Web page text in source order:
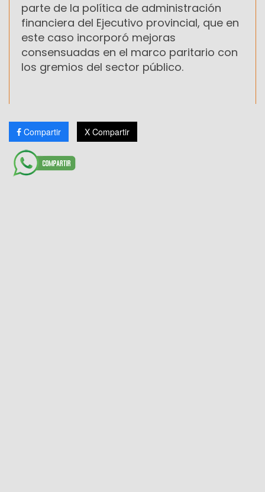
parte de la política de administración
financiera del Ejecutivo provincial, que en
este caso incorporó mejoras
consensuadas en el marco paritario con
los gremios del sector público.
Compartir X Compartir